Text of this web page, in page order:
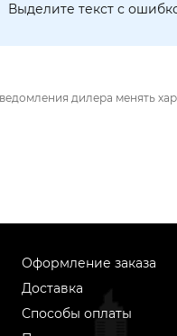
Выделите текст с
дилера менять
Оформление заказа
Доставка
Способы оплаты